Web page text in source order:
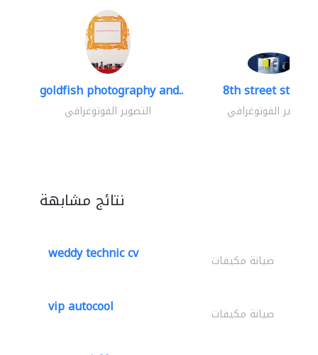
goldfish photography and..
التصوير الفوتوغرافي
8th street studios
التصوير الفوتوغرافي
نتائج مشابهة
weddy technic cv صيانة مكيفات
vip autocool صيانة مكيفات